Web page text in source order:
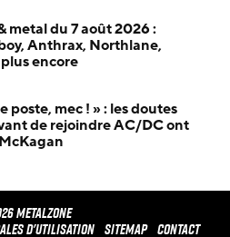
metal du 7 août 2026 :
Anthrax, Northlane,
encore
poste, mec ! » : les doutes
de rejoindre AC/DC ont
METALZONE
d'utilisation Sitemap Contact